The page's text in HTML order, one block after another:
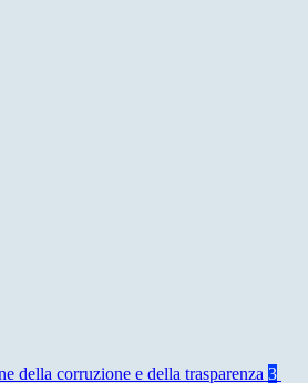
della corruzione e della trasparenza 3